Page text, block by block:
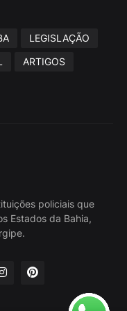
LEGISLAÇÃO
ARTIGOS
policiais que
Estados da Bahia,